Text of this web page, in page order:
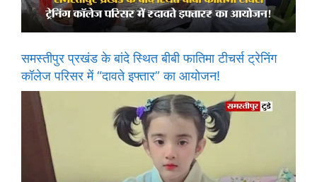
समस्तीपुर प्रखंड के बांदे स्थित बीबी फातिमा टीचर्स ट्रेनिंग
कॉलेज परिसर में “दावते इफ्तार” का आयोजन!